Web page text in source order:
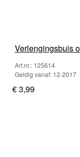
Verlengingsbuis
Art.nr.: 125614
Geldig vanaf: 12-2017
€ 3,99